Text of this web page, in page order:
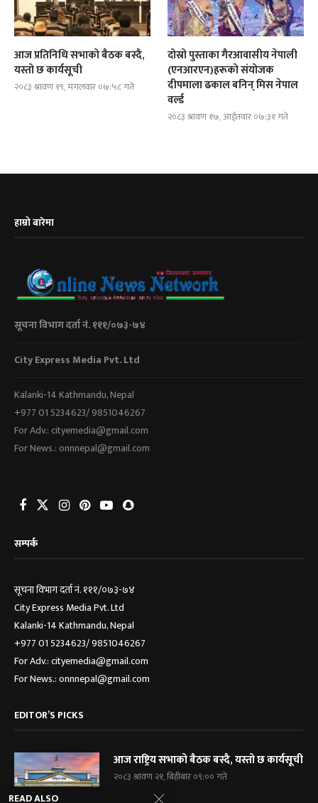
आज प्रतिनिधि सभाको बैठक बस्दै,
यस्तो छ कार्यसूची
२०८३ श्रावण १९, मंगलवार ०७:५८ गते
दोस्रो पुस्ताका गैरआवासीय नेपाली
(एनआरएन)हरूको संयोजक
दीपमाला ढकाल बनिन् मिस नेपाल
वर्ल्ड
२०८३ श्रावण १७, आईतवार ०७:३१ गते
हाम्रो बारेमा
सूचना विभाग दर्ता नं. १११/०७३-७४
City Express Media Pvt. Ltd
Kalanki-14 Kathmandu, Nepal
+977 01 5234623/ 9851046267
For Adv.: cityemedia@gmail.com
For News.: onnnepal@gmail.com
सम्पर्क
सूचना विभाग दर्ता नं. १११/०७३-७४
City Express Media Pvt. Ltd
Kalanki-14 Kathmandu, Nepal
+977 01 5234623/ 9851046267
For Adv.: cityemedia@gmail.com
For News.: onnnepal@gmail.com
EDITOR’S PICKS
आज राष्ट्रिय सभाको बैठक बस्दै, यस्तो छ कार्यसूची
२०८३ श्रावण २१, बिहीबार ०९:०० गते
READ ALSO